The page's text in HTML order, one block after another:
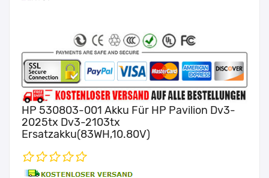
HP 530803-001 Akku Für HP Pavilion Dv3-
2025tx Dv3-2103tx
Ersatzakku(83WH,10.80V)